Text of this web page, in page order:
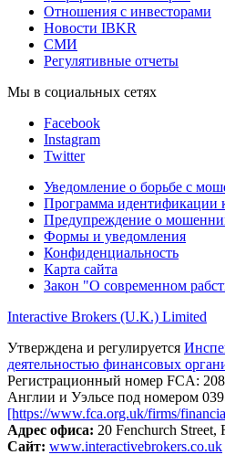
Отношения с инвесторами
Новости IBKR
СМИ
Регулятивные отчеты
Мы в социальных сетях
Facebook
Instagram
Twitter
Уведомление о борьбе с
Программа идентификации
Предупреждение о
Формы и уведомления
Конфиденциальность
Карта сайта
Закон "О современном
Interactive Brokers (U.K.) Limited
Утверждена и регулируется
деятельностью финансовых
Регистрационный номер FCA:
Англии и Уэльсе под номером
[https://www.fca.org.uk/firms/
Адрес офиса: 20 Fenchurch
Сайт: www.interactivebrokers.co.uk